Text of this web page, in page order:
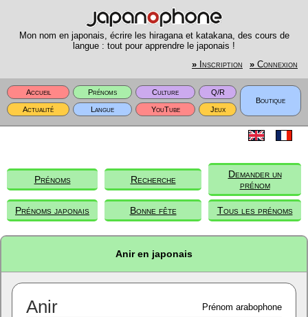
Mon nom en japonais, écrire les hiragana et katakana, des cours de
langue : tout pour apprendre le japonais !
» Inscription » Connexion
Accueil Prénoms Culture
Q/R
Boutique
Actualité
Langue YouTube Jeux
Prénoms Recherche
Demander un
prénom
Prénoms japonais Bonne fête Tous les prénoms
Anir en japonais
Anir Prénom arabophone